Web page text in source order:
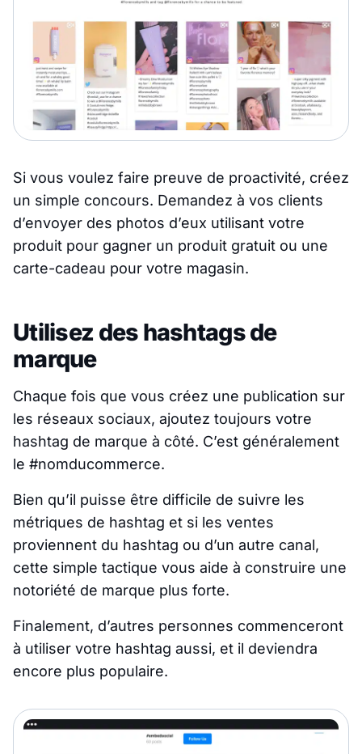
Si vous voulez faire preuve de proactivité, créez
un simple concours. Demandez à vos clients
d’envoyer des photos d’eux utilisant votre
produit pour gagner un produit gratuit ou une
carte-cadeau pour votre magasin.
Utilisez des hashtags de
marque
Chaque fois que vous créez une publication sur
les réseaux sociaux, ajoutez toujours votre
hashtag de marque à côté. C’est généralement
le #nomducommerce.
Bien qu’il puisse être difficile de suivre les
métriques de hashtag et si les ventes
proviennent du hashtag ou d’un autre canal,
cette simple tactique vous aide à construire une
notoriété de marque plus forte.
Finalement, d’autres personnes commenceront
à utiliser votre hashtag aussi, et il deviendra
encore plus populaire.